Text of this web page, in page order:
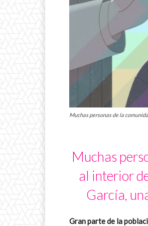
Muchas personas de la
Muchas
al interior
García,
Gran parte de la